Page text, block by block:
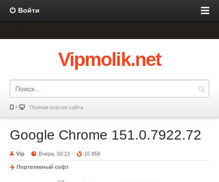
Войти
Vipmolik.net
Полная версия сайта
Google Chrome 151.0.7922.72
Vip Вчера, 00:13 15 958
Портативный софт